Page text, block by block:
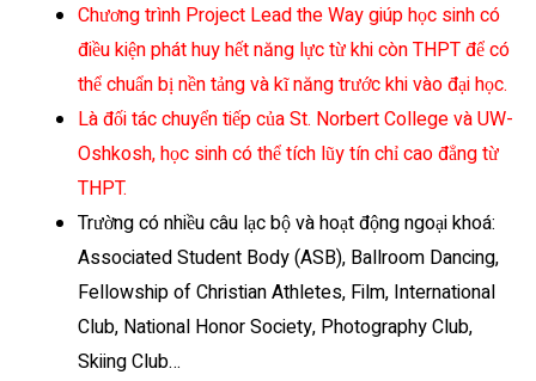
Chương trình Project Lead the Way giúp học sinh có
điều kiện phát huy hết năng lực từ khi còn THPT để có
thể chuẩn bị nền tảng và kĩ năng trước khi vào đại học.
Là đối tác chuyển tiếp của St. Norbert College và UW-
Oshkosh, học sinh có thể tích lũy tín chỉ cao đẳng từ
THPT.
Trường có nhiều câu lạc bộ và hoạt động ngoại khoá:
Associated Student Body (ASB), Ballroom Dancing,
Fellowship of Christian Athletes, Film, International
Club, National Honor Society, Photography Club,
Skiing Club…